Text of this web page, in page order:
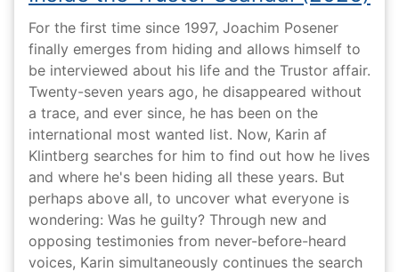
For the first time since 1997, Joachim Posener
finally emerges from hiding and allows himself to
be interviewed about his life and the Trustor affair.
Twenty-seven years ago, he disappeared without
a trace, and ever since, he has been on the
international most wanted list. Now, Karin af
Klintberg searches for him to find out how he lives
and where he's been hiding all these years. But
perhaps above all, to uncover what everyone is
wondering: Was he guilty? Through new and
opposing testimonies from never-before-heard
voices, Karin simultaneously continues the search